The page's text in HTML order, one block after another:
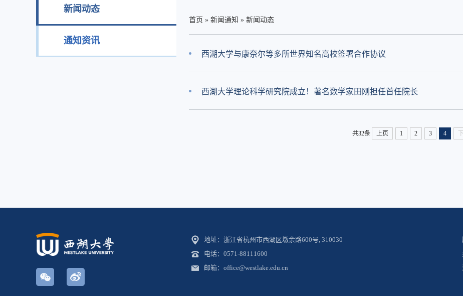
新闻动态
通知资讯
首页 » 新闻通知 » 新闻动态
西湖大学与康奈尔等多所世界知名高校签署合作协议
西湖大学理论科学研究院成立！著名数学家田刚担任首任院长
共32条 上页 1 2 3 4
地址：浙江省杭州市西湖区墩余路600号, 310030
电话：0571-88111600
邮箱：office@westlake.edu.cn